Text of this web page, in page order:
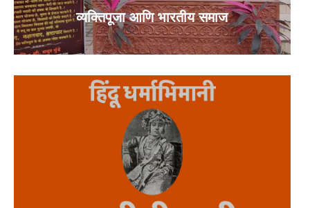
व्यक्तिपूजा आणि भारतीय समाज